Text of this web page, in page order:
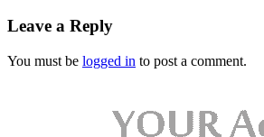
Leave a Reply
You must be logged in to post a comment.